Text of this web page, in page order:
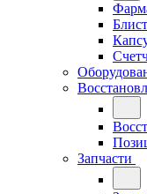
Запчасти